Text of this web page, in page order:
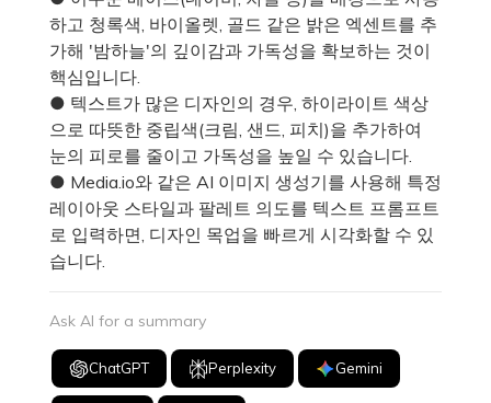
하고 청록색, 바이올렛, 골드 같은 밝은 엑센트를 추
가해 '밤하늘'의 깊이감과 가독성을 확보하는 것이
핵심입니다.
● 텍스트가 많은 디자인의 경우, 하이라이트 색상
으로 따뜻한 중립색(크림, 샌드, 피치)을 추가하여
눈의 피로를 줄이고 가독성을 높일 수 있습니다.
● Media.io와 같은 AI 이미지 생성기를 사용해 특정
레이아웃 스타일과 팔레트 의도를 텍스트 프롬프트
로 입력하면, 디자인 목업을 빠르게 시각화할 수 있
습니다.
Ask AI for a summary
ChatGPT Perplexity Gemini